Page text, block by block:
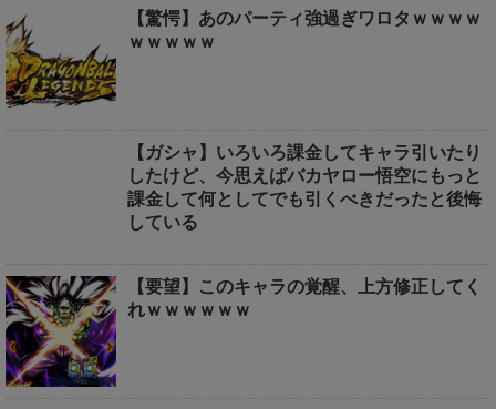
【驚愕】あのパーティ強過ぎワロタｗｗｗｗ
ｗｗｗｗｗ
【ガシャ】いろいろ課金してキャラ引いたり
したけど、今思えばバカヤロー悟空にもっと
課金して何としてでも引くべきだったと後悔
している
【要望】このキャラの覚醒、上方修正してく
れｗｗｗｗｗｗ